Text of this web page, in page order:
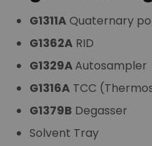
G1311AQuaternary
G1362A RID
G1329AAutosampler
G1316A TCC
G1379B Degasser
Solvent Tray